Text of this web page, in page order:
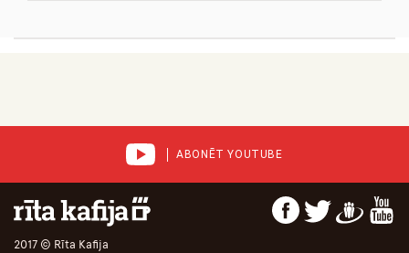
ABONĒT YOUTUBE
2017 © Rīta Kafija